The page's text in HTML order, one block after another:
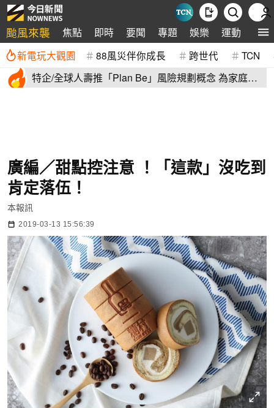
颱風來襲 焦點 即時 要聞 專題 娛樂 運動 全球
新電玩大觀園 88風災伴你成長 跨世代 TCN
特企/全球人壽推「Plan Be」風險規劃概念 為家庭建
廣編／甜點控注意 ！「這款」沒吃到
肯定落伍！
本報訊
2019-03-13 15:56:39